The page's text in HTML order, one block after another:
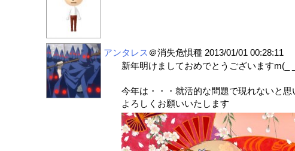
アンタレス ＠消失危惧種 2013/01/01 00:28:11
新年明けましておめでとうございますm(_
今年は・・・就活的な問題で現れないと思
よろしくお願いいたします